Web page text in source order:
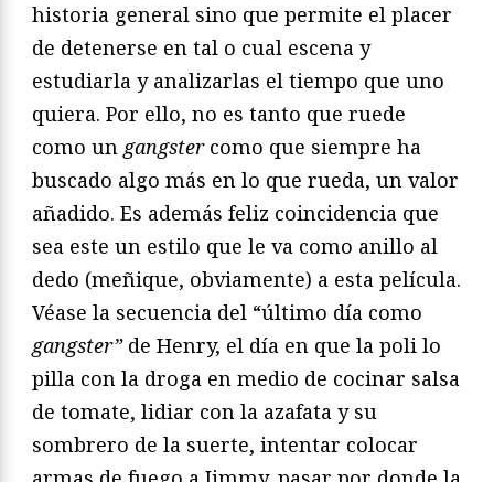
historia general sino que permite el placer
de detenerse en tal o cual escena y
estudiarla y analizarlas el tiempo que uno
quiera. Por ello, no es tanto que ruede
como un gangstercomo que siempre ha
buscado algo más en lo que rueda, un valor
añadido. Es además feliz coincidencia que
sea este un estilo que le va como anillo al
dedo (meñique, obviamente) a esta película.
Véase la secuencia del “último día como
gangster”de Henry, el día en que la poli lo
pilla con la droga en medio de cocinar salsa
de tomate, lidiar con la azafata y su
sombrero de la suerte, intentar colocar